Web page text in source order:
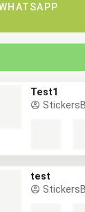
Test1
test